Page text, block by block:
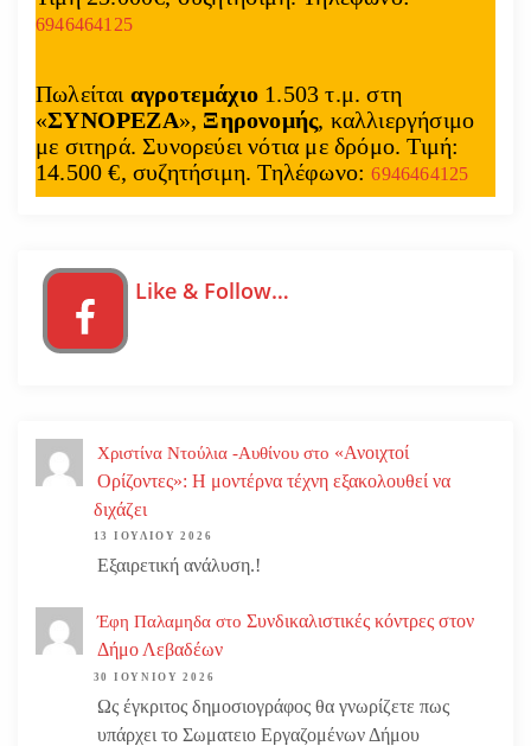
6946464125
Πωλείται αγροτεμάχιο 1.503 τ.μ. στη
«ΣΥΝΟΡΕΖΑ», Ξηρονομής, καλλιεργήσιμο
με σιτηρά. Συνορεύει νότια με δρόμο. Τιμή:
14.500 €, συζητήσιμη. Τηλέφωνο:6946464125
Like & Follow…
Χριστίνα Ντούλια -Αυθίνου στο «Ανοιχτοί
Ορίζοντες»: Η μοντέρνα τέχνη εξακολουθεί να
διχάζει
13 ΙΟΥΛΊΟΥ 2026
Εξαιρετική ανάλυση.!
Έφη Παλαμηδα στο Συνδικαλιστικές κόντρες στον
Δήμο Λεβαδέων
30 ΙΟΥΝΊΟΥ 2026
Ως έγκριτος δημοσιογράφος θα γνωρίζετε πως
υπάρχει το Σωματειο Εργαζομένων Δήμου